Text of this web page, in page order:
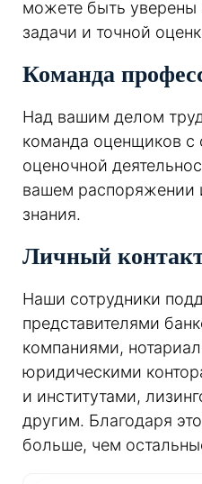
можете быть
задачи и точной
Команда
Над вашим делом
команда оценщиков с
оценочной
вашем распоряжении
знания.
Личный
Наши сотрудники
представителями
компаниями,
юридическими
и институтами,
другим. Благодаря
больше, чем